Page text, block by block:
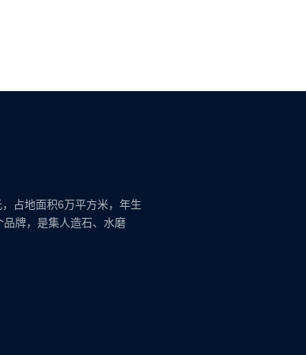
占地面积6万平方米，年生
牌，是集人造石、水磨